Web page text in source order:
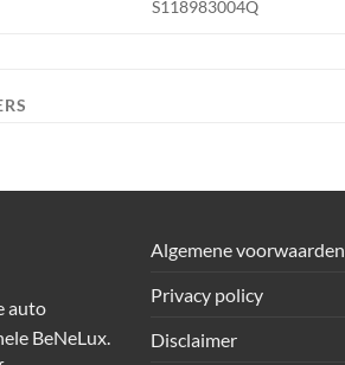
S118983004Q
auto
BeNeLux.
Algemene voorwaarden
Privacy policy
Disclaimer